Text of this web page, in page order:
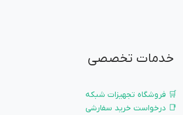
خدمات تخصصی
🛒 فروشگاه تجهیزات شبکه
📑 درخواست خرید سفارشی